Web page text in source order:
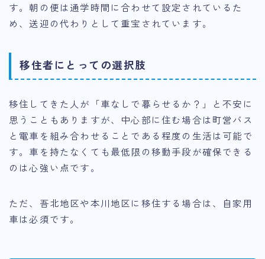
す。朝の便は通学時間に合わせて設定されているた
め、送迎の代わりとして重宝されています。
移住者にとっての選択肢
移住してきた人が「車なしで暮らせるか？」と不安に
思うこともありますが、中心部に住む場合は町営バス
と電車を組み合わせることである程度の生活は可能で
す。車を持たなくても最低限の移動手段が確保できる
のは心強い点です。
ただ、吾北地区や本川地区に移住する場合は、自家用
車は必須です。